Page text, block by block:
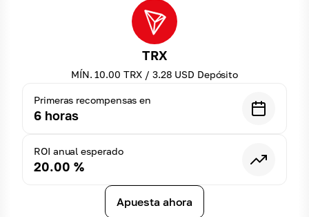
TRX
MÍN. 10.00 TRX / 3.28 USD Depósito
Primeras recompensas en
6 horas
ROI anual esperado
20.00 %
Apuesta ahora